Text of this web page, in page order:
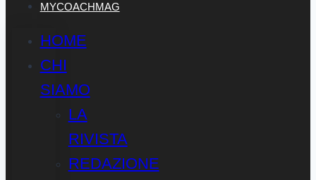
MYCOACHMAG
HOME
CHI
SIAMO
LA
RIVISTA
REDAZIONE